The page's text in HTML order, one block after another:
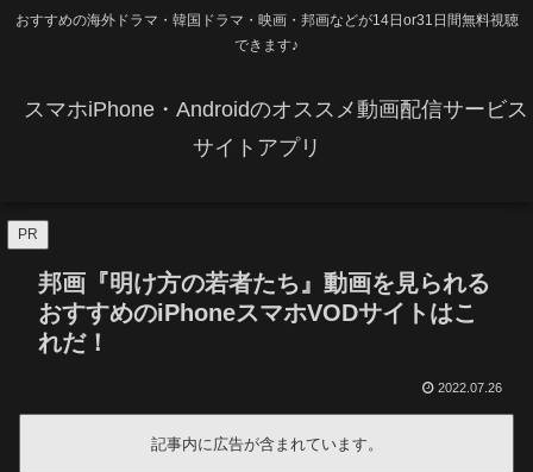
おすすめの海外ドラマ・韓国ドラマ・映画・邦画などが14日or31日間無料視聴
できます♪
スマホiPhone・Androidのオススメ動画配信サービス
サイトアプリ
PR
邦画『明け方の若者たち』動画を見られる
おすすめのiPhoneスマホVODサイトはこ
れだ！
2022.07.26
記事内に広告が含まれています。